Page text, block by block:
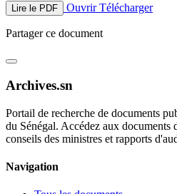
Lire le PDF OuvrirTélécharger
Partager ce document
Archives.sn
Portail de recherche de documents
du Sénégal. Accédez aux
conseils des ministres et rapports
Navigation